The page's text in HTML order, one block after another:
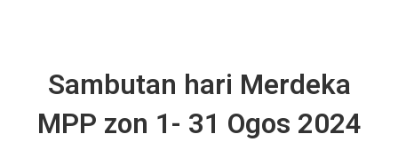
Sambutan hari Merdeka
MPP zon 1- 31 Ogos 2024